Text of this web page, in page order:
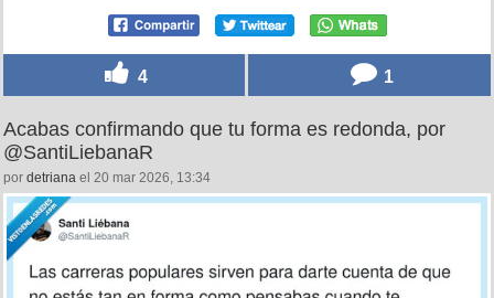
4 1
Acabas confirmando que tu forma es redonda, por
@SantiLiebanaR
por detriana el 20 mar 2026, 13:34